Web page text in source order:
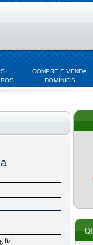
COMPRE E VENDA
DOMÍNIOS